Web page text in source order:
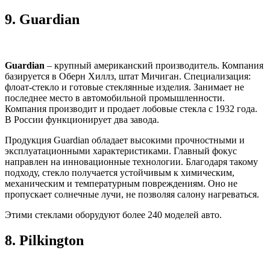
9. Guardian
Guardian – крупный американский производитель. Компания
базируется в Оберн Хиллз, штат Мичиган. Специализация:
флоат-стекло и готовые стеклянные изделия. Занимает не
последнее место в автомобильной промышленности.
Компания производит и продает лобовые стекла с 1932 года.
В России функционирует два завода.
Продукция Guardian обладает высокими прочностными и
эксплуатационными характеристиками. Главный фокус
направлен на инновационные технологии. Благодаря такому
подходу, стекло получается устойчивым к химическим,
механическим и температурным повреждениям. Оно не
пропускает солнечные лучи, не позволяя салону нагреваться.
Этими стеклами оборудуют более 240 моделей авто.
8. Pilkington